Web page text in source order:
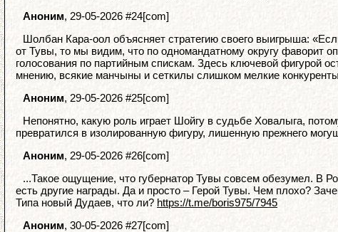
Аноним, 29-05-2026 #24[com]
Шолбан Кара-оол объясняет стратегию своего выигрыша:
от Тувы, то мы видим, что по одномандатному округу фаворит
голосования по партийным спискам. Здесь ключевой фигурой
мнению, всякие манчыны и сеткилы слишком мелкие
Аноним, 29-05-2026 #25[com]
Непонятно, какую роль играет Шойгу в судьбе Ховалыга,
превратился в изолированную фигуру, лишенную прежнего
Аноним, 29-05-2026 #26[com]
...Такое ощущение, что губернатор Тувы совсем обезумел. В
есть другие награды. Да и просто – Герой Тувы. Чем плохо?
Типа новый Дудаев, что ли? https://t.me/boris975/7945
Аноним, 30-05-2026 #27[com]